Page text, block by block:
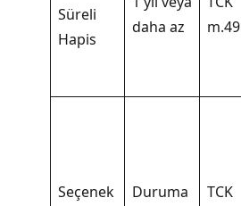
Süreli
Hapis
daha az
m.49
Seçenek
Duruma
TCK